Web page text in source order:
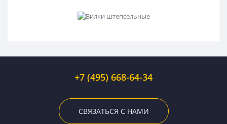
+7 (495) 668-64-34
СВЯЗАТЬСЯ С НАМИ